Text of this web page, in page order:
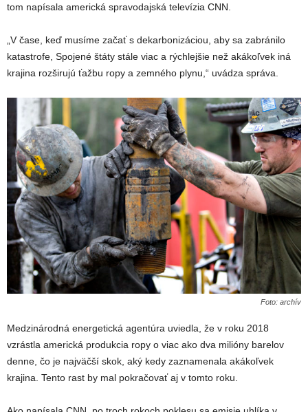
tom napísala americká spravodajská televízia CNN.
„V čase, keď musíme začať s dekarbonizáciou, aby sa zabránilo
katastrofe, Spojené štáty stále viac a rýchlejšie než akákoľvek iná
krajina rozširujú ťažbu ropy a zemného plynu,“ uvádza správa.
Foto: archív
Medzinárodná energetická agentúra uviedla, že v roku 2018
vzrástla americká produkcia ropy o viac ako dva milióny barelov
denne, čo je najväčší skok, aký kedy zaznamenala akákoľvek
krajina. Tento rast by mal pokračovať aj v tomto roku.